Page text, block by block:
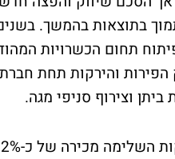
בתוצאות בהמשך.
תחום הכשרויות
הפירות והירקות תחת
וצירוף סניפי מגה.